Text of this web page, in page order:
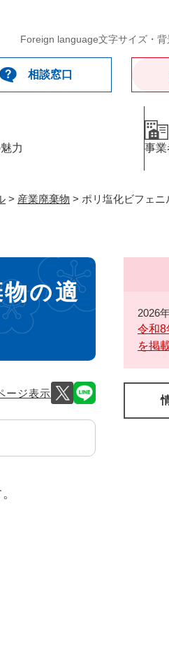
Foreign language文字サイズ・背
相談窓口
力 事
> 産業廃棄物 > ポリ塩化ビフェ
の適
ージ表示
2026
令和8
を掲